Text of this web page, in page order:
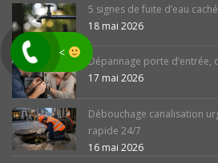
5 signes de fuite d’eau
18 mai 2026
Dépannage porte d’entrée,
17 mai 2026
Débouchage canalisation
rapide 24/7
16 mai 2026
<